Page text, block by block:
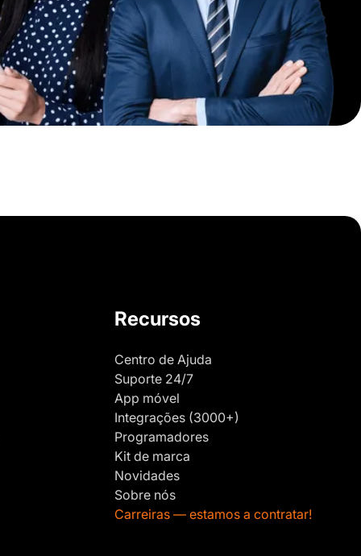
Recursos
Centro de Ajuda
Suporte 24/7
App móvel
Integrações (3000+)
Programadores
Kit de marca
Novidades
Sobre nós
Carreiras — estamos a contratar!